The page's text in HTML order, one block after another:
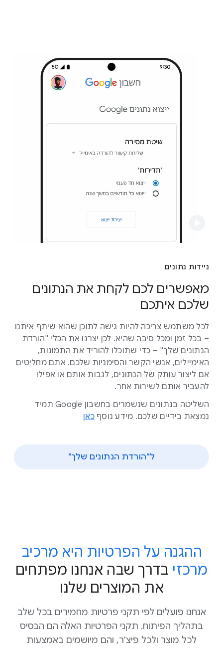
ניידות נתונים
מאפשרים לכם לקחת את הנתונים
שלכם איתכם
לכל משתמש צריכה להיות גישה לתוכן שהוא שיתף איתנו
– בכל זמן ומכל סיבה שהיא. לכן יצרנו את הכלי "הורדת
הנתונים שלך" – כדי שתוכלו להוריד את התמונות,
האימיילים, אנשי הקשר והסימניות שלכם. אתם מחליטים
אם ליצור עותק של הנתונים, לגבות אותם או אפילו
להעביר אותם לשירות אחר.
השליטה בנתונים שנשמרים בחשבון Google תמיד
נמצאת בידיים שלכם. מידע נוסף כאן
ל"הורדת הנתונים שלך"
ההגנה על הפרטיות היא מרכיב
מרכזי בדרך שבה אנחנו מפתחים
את המוצרים שלנו
אנחנו פועלים לפי תקני פרטיות מחמירים בכל שלב
בתהליך הפיתוח. תקני הפרטיות האלה הם הבסיס
לכל מוצר ולכל פיצ'ר, והם מיושמים באמצעות